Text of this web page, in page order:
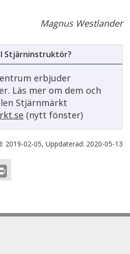
Magnus Westlander
Stjärninstruktör?
erbjuder
Läs mer om dem och
Stjärnmärkt
(nytt fönster)
2019-02-05, Uppdaterad: 2020-05-13
r